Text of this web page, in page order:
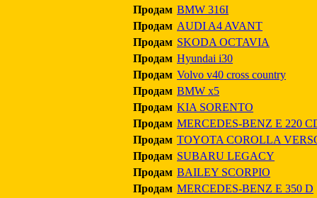
Продам BMW 316I
Продам AUDI A4 AVANT
Продам SKODA OCTAVIA
Продам Hyundai i30
Продам Volvo v40 cross country
Продам BMW x5
Продам KIA SORENTO
Продам MERCEDES-BENZ E 220
Продам TOYOTA COROLLA
Продам SUBARU LEGACY
Продам BAILEY SCORPIO
Продам MERCEDES-BENZ E 350 D